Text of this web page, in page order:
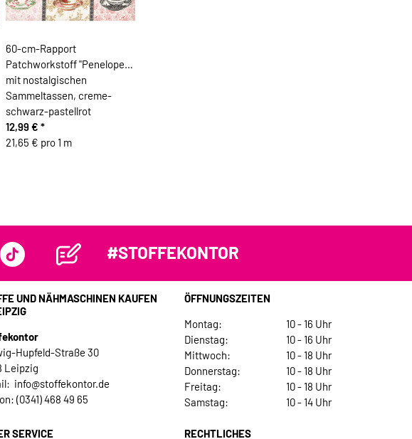
60-cm-Rapport
Patchworkstoff "Penelope"
mit nostalgischen
Sammeltassen, creme-
schwarz-pastellrot
12,99 € *
21,65 € pro 1 m
#STOFFEKONTOR
UND NÄHMASCHINEN KAUFEN
Hupfeld-Straße 30
Leipzig
info@stoffekontor.de
(0341) 468 49 65
ÖFFNUNGSZEITEN
Montag:
10 - 16 Uhr
Dienstag:
10 - 16 Uhr
Mittwoch:
10 - 18 Uhr
Donnerstag:
10 - 18 Uhr
Freitag:
10 - 18 Uhr
Samstag:
10 - 14 Uhr
SERVICE RECHTLICHES